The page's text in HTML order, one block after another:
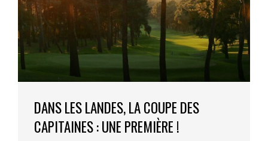
DANS LES LANDES, LA COUPE DES
CAPITAINES : UNE PREMIÈRE !